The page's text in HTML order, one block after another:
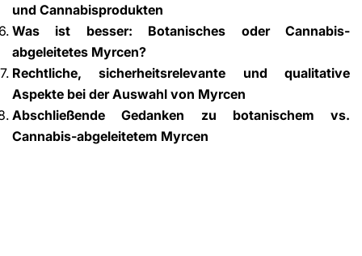
und Cannabisprodukten
Was ist besser: Botanisches oder Cannabis-
abgeleitetes Myrcen?
Rechtliche, sicherheitsrelevante und qualitative
Aspekte bei der Auswahl von Myrcen
Abschließende Gedanken zu botanischem vs.
Cannabis-abgeleitetem Myrcen